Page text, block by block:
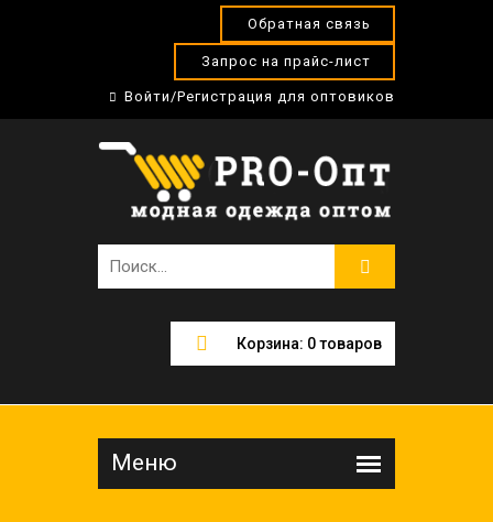
Обратная связь
Запрос на прайс-лист
Войти/Регистрация для оптовиков
Корзина: 0товаров